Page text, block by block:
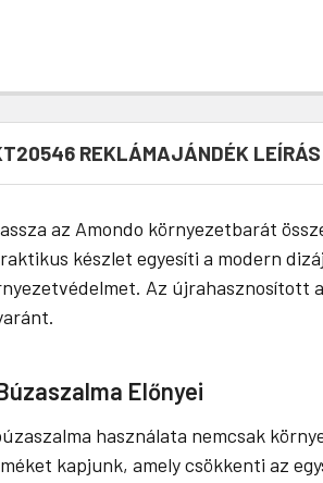
REKLÁMAJÁNDÉK LEÍRÁS
az Amondo környezetbarát
készlet egyesíti a modern
Az újrahasznosított
Előnyei
használata nemcsak
kapjunk, amely csökkenti az